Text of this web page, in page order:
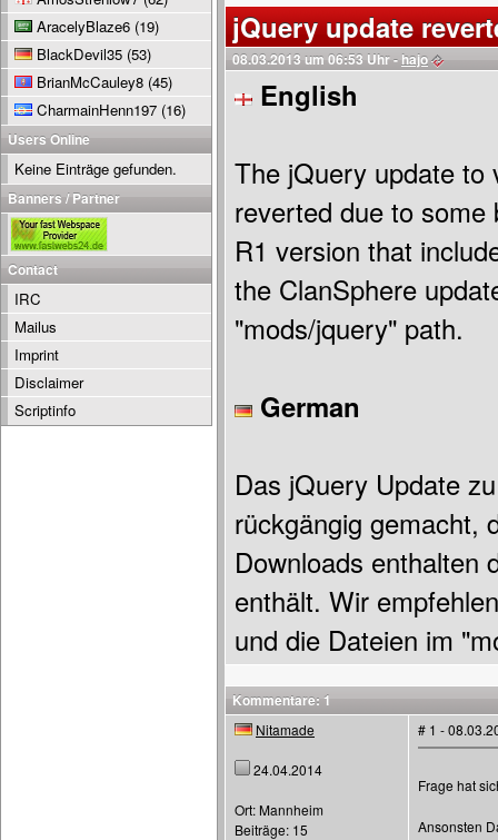
jQuery update
08.03.2013 um 06:53 Uhr - hajo
English
The jQuery update to
reverted due to
R1 version that
the ClanSphere
"mods/jquery" path.
German
Das jQuery Update
rückgängig gemacht,
Downloads enthalten
enthält. Wir
und die Dateien im
Kommentare: 1
Nitamade
24.04.2014
Ort: Mannheim
Beiträge: 15
# 1 -
Frage hat
Ansonsten
AracelyBlaze6 (19)
BlackDevil35 (53)
BrianMcCauley8 (45)
CharmainHenn197 (16)
Users Online
Keine Einträge gefunden.
Banners / Partner
Contact
IRC
Mailus
Imprint
Disclaimer
Scriptinfo